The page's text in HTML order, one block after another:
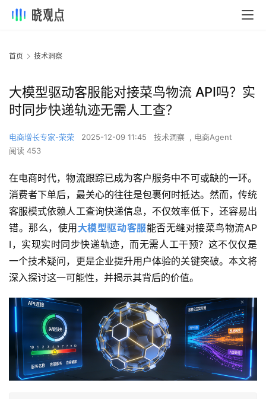
首页 技术洞察
大模型驱动客服能对接菜鸟物流 API吗？实
时同步快递轨迹无需人工查？
电商增长专家-荣荣 2025-12-09 11:45 技术洞察 , 电商Agent
阅读 453
在电商时代，物流跟踪已成为客户服务中不可或缺的一环。
消费者下单后，最关心的往往是包裹何时抵达。然而，传统
客服模式依赖人工查询快递信息，不仅效率低下，还容易出
错。那么，使用 大模型驱动客服能否无缝对接菜鸟物流AP
I，实现实时同步快递轨迹，而无需人工干预？这不仅仅是
一个技术疑问，更是企业提升用户体验的关键突破。本文将
深入探讨这一可能性，并揭示其背后的价值。